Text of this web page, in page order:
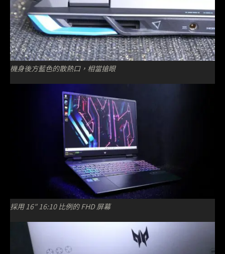
機身後方藍色的散熱口，相當搶眼
採用 16″ 16:10 比例的 FHD 屏幕